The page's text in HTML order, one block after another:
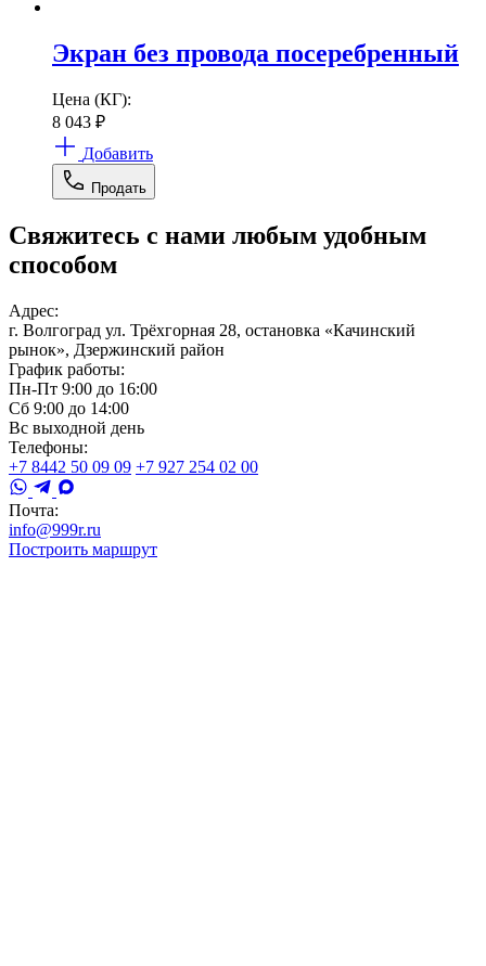
Экран без провода посеребренный
Цена (КГ):
8 043 ₽
Добавить
Продать
Свяжитесь с нами любым удобным
способом
Адрес:
г. Волгоград ул. Трёхгорная 28, остановка «Качинский
рынок», Дзержинский район
График работы:
Пн-Пт 9:00 до 16:00
Сб 9:00 до 14:00
Вс выходной день
Телефоны:
+7 8442 50 09 09 +7 927 254 02 00
Почта:
info@999r.ru
Построить маршрут